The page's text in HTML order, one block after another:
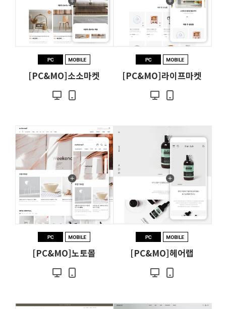
[PC&MO]소소마켓 [PC&MO]라이프마켓
[PC&MO]노토몰 [PC&MO]헤어랩